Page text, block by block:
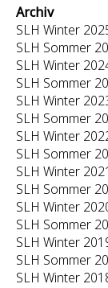
Archiv
SLH Winter
SLH Sommer
SLH Winter
SLH Sommer
SLH Winter
SLH Sommer
SLH Winter
SLH Sommer
SLH Winter
SLH Sommer
SLH Winter
SLH Sommer
SLH Winter
SLH Sommer
SLH Winter